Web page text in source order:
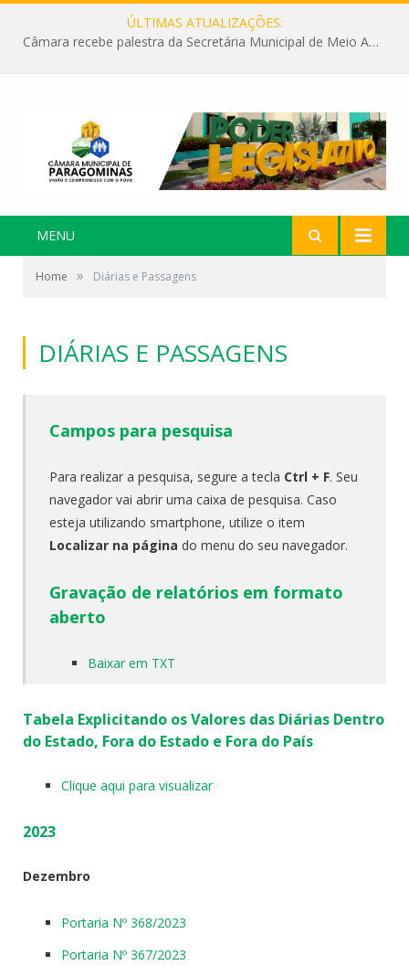
ÚLTIMAS ATUALIZAÇÕES:
Câmara recebe palestra da Secretária Municipal de Meio Ambiente sobre as ações da “SEMANA DO MEIO AMBIENTE”
MENU
Home » Diárias e Passagens
DIÁRIAS E PASSAGENS
Campos para pesquisa
Para realizar a pesquisa, segure a tecla Ctrl + F. Seu
navegador vai abrir uma caixa de pesquisa. Caso
esteja utilizando smartphone, utilize o item
Localizar na página do menu do seu navegador.
Gravação de relatórios em formato
aberto
Baixar em TXT
Tabela Explicitando os Valores das Diárias Dentro
do Estado, Fora do Estado e Fora do País
Clique aqui para visualizar
2023
Dezembro
Portaria Nº 368/2023
Portaria Nº 367/2023